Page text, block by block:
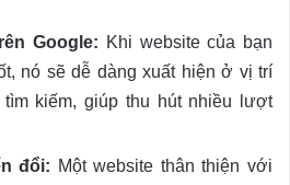
Google: Khi website của bạn
nó sẽ dễ dàng xuất hiện ở vị trí
tìm kiếm, giúp thu hút nhiều lượt
đổi: Một website thân thiện với